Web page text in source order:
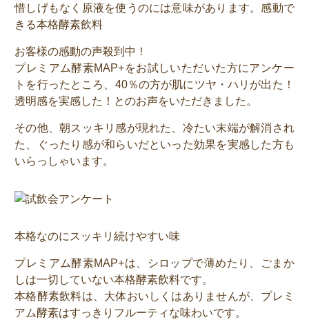
惜しげもなく原液を使うのには意味があります。感動で
きる本格酵素飲料
お客様の感動の声殺到中！
プレミアム酵素MAP+をお試しいただいた方にアンケー
トを行ったところ、40％の方が肌にツヤ・ハリが出た！
透明感を実感した！とのお声をいただきました。
その他、朝スッキリ感が現れた、冷たい末端が解消され
た、ぐったり感が和らいだといった効果を実感した方も
いらっしゃいます。
本格なのにスッキリ続けやすい味
プレミアム酵素MAP+は、シロップで薄めたり、ごまか
しは一切していない本格酵素飲料です。
本格酵素飲料は、大体おいしくはありませんが、プレミ
アム酵素はすっきりフルーティな味わいです。